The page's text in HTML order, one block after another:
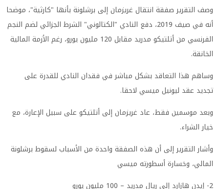
وصف التقرير صفقة انتقال غريزمان إلى برشلونة بأنها "كارثية"، موضحا
أنه في صيف 2019، دفع النادي "الكتالوني" الشرط الجزائي لضم النجم
الفرنسي من أتلتيكو مدريد مقابل 120 مليون يورو، رغم الأزمة المالية
الخانقة.
وساهم هذا التعاقد بشكل مباشر في فقدان النادي للقدرة على
تجديد عقد ليونيل ميسي لاحقا.
وبعد موسمين فقط، عاد غريزمان إلى أتلتيكو على سبيل الإعارة، مع
خيار الشراء.
وأشار التقرير إلى أن هذه الصفقة واحدة من الأسباب لسقوط برشلونة
المالي، وخسارة أسطورته ميسي
2- إيدن هازارد إلى ريال مدريد – 100 مليون يورو